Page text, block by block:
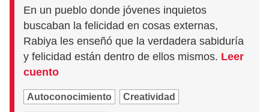
En un pueblo donde jóvenes inquietos
buscaban la felicidad en cosas externas,
Rabiya les enseñó que la verdadera sabiduría
y felicidad están dentro de ellos mismos. Leer
cuento
Autoconocimiento Creatividad